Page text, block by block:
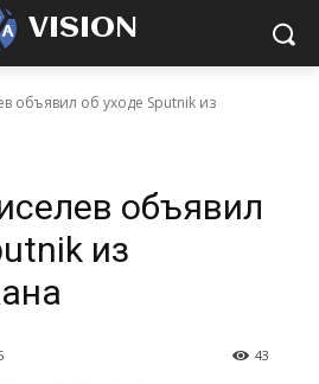
VISION
объявил об уходе Sputnik из
объявил
из
43